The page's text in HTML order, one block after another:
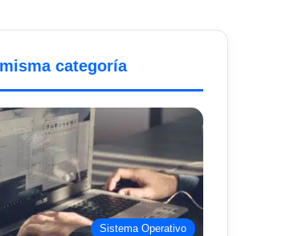
categoría
Sistema Operativo